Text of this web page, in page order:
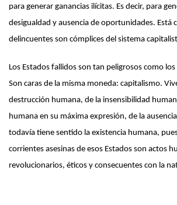
para generar ganancias ilícitas. Es decir, para
desigualdad y ausencia de oportunidades. Está
delincuentes son cómplices del sistema
Los Estados fallidos son tan peligrosos como
Son caras de la misma moneda: capitalismo.
destrucción humana, de la insensibilidad
humana en su máxima expresión, de la
todavía tiene sentido la existencia humana,
corrientes asesinas de esos Estados son actos
revolucionarios, éticos y consecuentes con la